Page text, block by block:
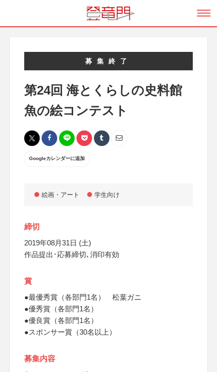
募集終了
第24回 海とくらしの史料館
魚の絵コンテスト
Googleカレンダーに追加
絵画・アート 学生向け
締切
2019年08月31日 (土)
作品提出･応募締切､消印有効
賞
●最優秀賞（各部門1名） 松葉ガニ
●優秀賞（各部門1名）
●優良賞（各部門1名）
●スポンサー賞（30名以上）
募集内容